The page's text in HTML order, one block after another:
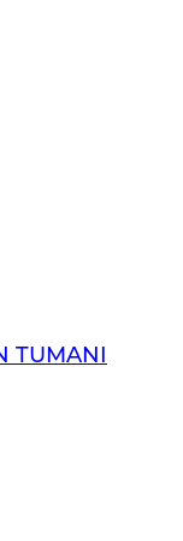
TUMANI